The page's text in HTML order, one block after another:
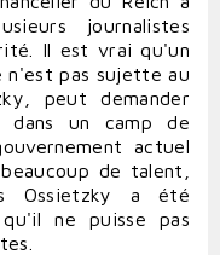
journalistes
Il est vrai qu'un
pas sujette au
peut demander
un camp de
actuel
de talent,
Ossietzky a été
ne puisse pas